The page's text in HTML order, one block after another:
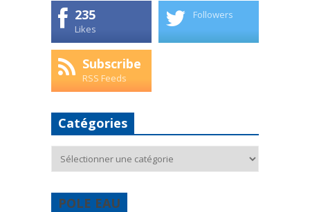
235
Likes
Followers
Subscribe
RSS Feeds
Catégories
POLE EAU